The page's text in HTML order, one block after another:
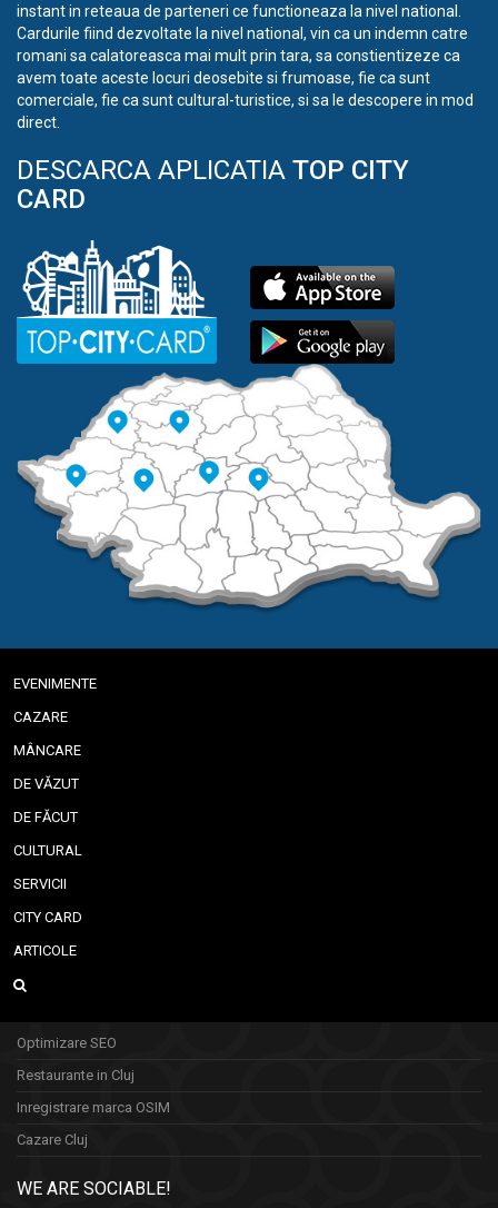
instant in reteaua de parteneri ce functioneaza la nivel national.
Cardurile fiind dezvoltate la nivel national, vin ca un indemn catre
romani sa calatoreasca mai mult prin tara, sa constientizeze ca
avem toate aceste locuri deosebite si frumoase, fie ca sunt
comerciale, fie ca sunt cultural-turistice, si sa le descopere in mod
direct.
DESCARCA APLICATIA TOP CITY
CARD
EVENIMENTE
CAZARE
MÂNCARE
DE VĂZUT
DE FĂCUT
CULTURAL
SERVICII
CITY CARD
ARTICOLE
Optimizare SEO
Restaurante in Cluj
Inregistrare marca OSIM
Cazare Cluj
WE ARE SOCIABLE!